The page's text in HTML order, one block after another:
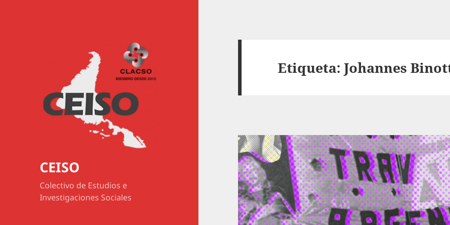
CEISO
Colectivo de Estudios e
Investigaciones Sociales
Etiqueta:Johannes